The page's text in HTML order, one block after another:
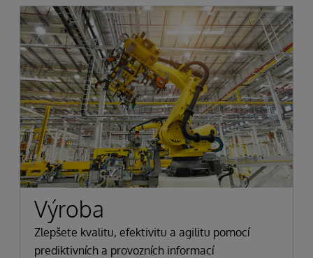
Výroba
Zlepšete kvalitu, efektivitu a agilitu pomocí
prediktivních a provozních informací